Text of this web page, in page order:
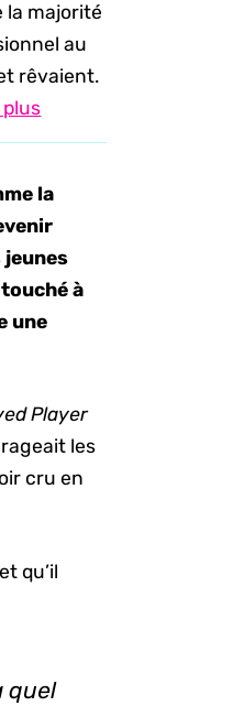
la majorité
au
rêvaient.
plus
la
jeunes
touché à
une
Player
les
cru en
qu’il
quel